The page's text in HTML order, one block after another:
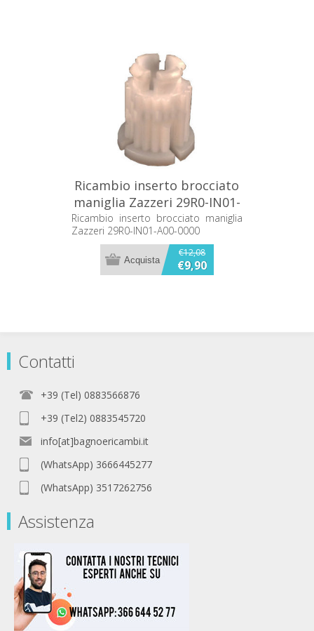
Ricambio inserto brocciato
maniglia Zazzeri 29R0-IN01-
A00-0000
Ricambio inserto brocciato maniglia
Zazzeri 29R0-IN01-A00-0000
€12,08
€9,90
Contatti
+39 (Tel) 0883566876
+39 (Tel2) 0883545720
info[at]bagnoericambi.it
(WhatsApp) 3666445277
(WhatsApp) 3517262756
Assistenza